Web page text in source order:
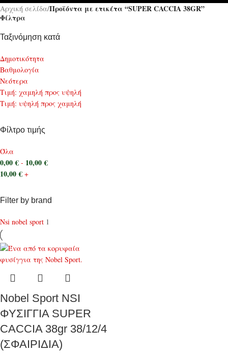
Αρχική σελίδα/Προϊόντα με ετικέτα “SUPER CACCIA 38GR”
Φίλτρα
Ταξινόμηση κατά
Δημοτικότητα
Bαθμολογία
Νεότερα
Τιμή: χαμηλή προς υψηλή
Τιμή: υψηλή προς χαμηλή
Φίλτρο τιμής
Όλα
0,00€ - 10,00€
10,00€ +
Filter by brand
Nsi nobel sport 1
Nobel Sport NSI
ΦΥΣΙΓΓΙΑ SUPER
CACCIA 38gr 38/12/4
(ΣΦΑΙΡΙΔΙΑ)